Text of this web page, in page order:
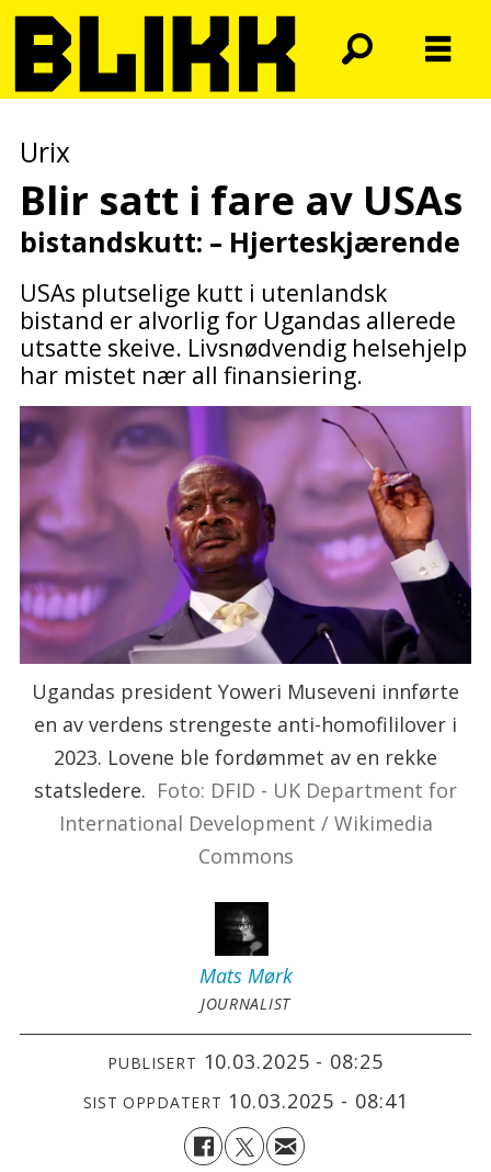
Urix
Blir satt i fare av USAs
bistandskutt: – Hjerteskjærende
USAs plutselige kutt i utenlandsk
bistand er alvorlig for Ugandas allerede
utsatte skeive. Livsnødvendig helsehjelp
har mistet nær all finansiering.
Ugandas president Yoweri Museveni innførte
en av verdens strengeste anti-homofililover i
2023. Lovene ble fordømmet av en rekke
statsledere. Foto: DFID - UK Department for
International Development / Wikimedia
Commons
Mats Mørk
JOURNALIST
PUBLISERT 10.03.2025 - 08:25
SIST OPPDATERT 10.03.2025 - 08:41